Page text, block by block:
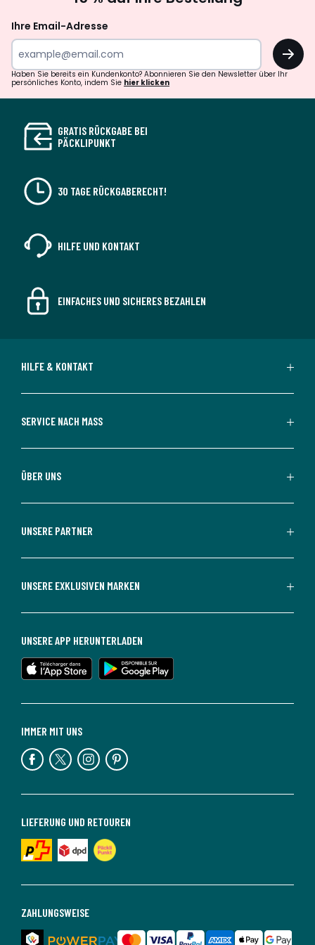
Ihre Email-Adresse
OK
Haben Sie bereits ein Kundenkonto? Abonnieren Sie den Newsletter über Ihr
persönliches Konto, indem Sie hier klicken
GRATIS RÜCKGABE BEI
PÄCKLIPUNKT
30 TAGE RÜCKGABERECHT!
HILFE UND KONTAKT
EINFACHES UND SICHERES BEZAHLEN
HILFE & KONTAKT
SERVICE NACH MASS
ÜBER UNS
UNSERE PARTNER
UNSERE EXKLUSIVEN MARKEN
ZAHLUNGSWEISE
LIEFERUNG UND RETOUREN
IMMER MIT UNS
UNSERE APP HERUNTERLADEN